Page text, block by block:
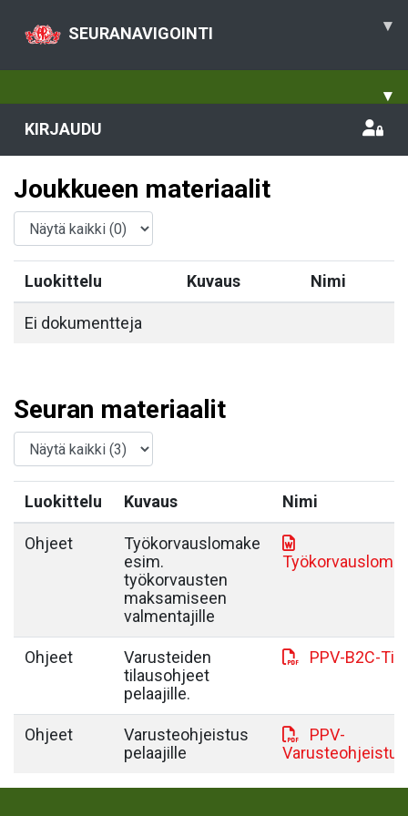
SEURANAVIGOINTI ▾
▾
KIRJAUDU
Joukkueen materiaalit
Luokittelu Kuvaus Nimi
Ei dokumentteja
Seuran materiaalit
Luokittelu Kuvaus Nimi
Ohjeet
Työkorvauslomake
esim.
työkorvausten
maksamiseen
valmentajille
Ohjeet
Varusteiden
tilausohjeet
pelaajille.
PPV-B2C-
Ohjeet
Varusteohjeistus
pelaajille
PPV-